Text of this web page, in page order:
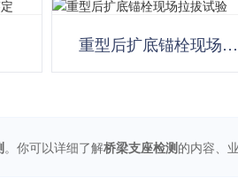
重型后扩底锚栓现场拉
。你可以详细了解桥梁支座检测的内容、